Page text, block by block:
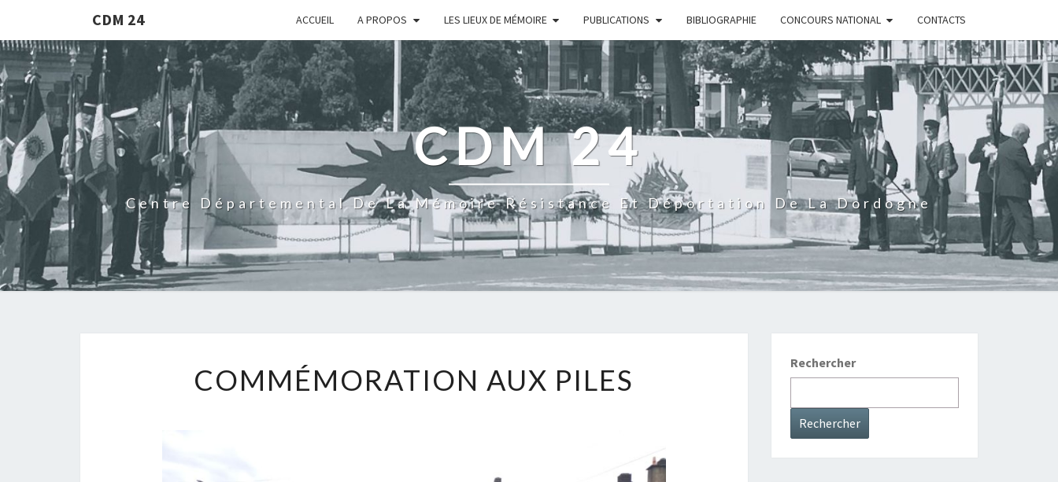
CDM 24 ACCUEIL A PROPOS LES LIEUX DE MÉMOIRE PUBLICATIONS BIBLIOGRAPHIE CONCOURS NATIONAL CONTACTS
CDM 24
Centre Départemental De La Mémoire Résistance Et Déportation De La Dordogne
COMMÉMORATION AUX PILES Rechercher
Rechercher